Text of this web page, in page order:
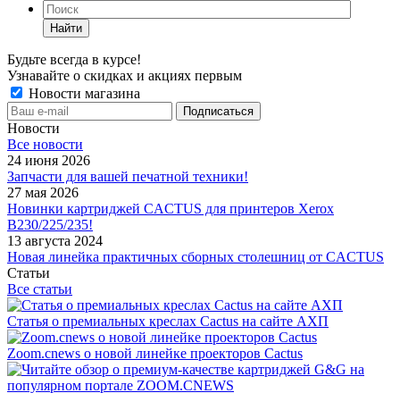
Найти
Будьте всегда в курсе!
Узнавайте о скидках и акциях первым
Новости магазина
Новости
Все новости
24 июня 2026
Запчасти для вашей печатной техники!
27 мая 2026
Новинки картриджей CACTUS для принтеров Xerox
B230/225/235!
13 августа 2024
Новая линейка практичных сборных столешниц от CACTUS
Статьи
Все статьи
Статья о премиальных креслах Cactus на сайте АХП
Zoom.cnews о новой линейке проекторов Cactus